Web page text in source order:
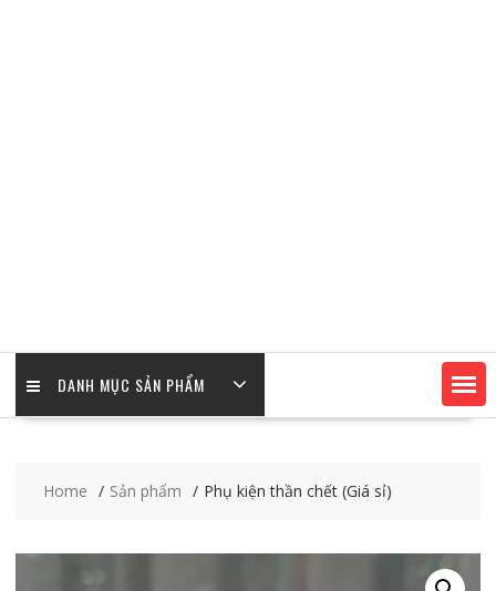
DANH MỤC SẢN PHẨM
Home Sản phẩm Phụ kiện thần chết (Giá sỉ)